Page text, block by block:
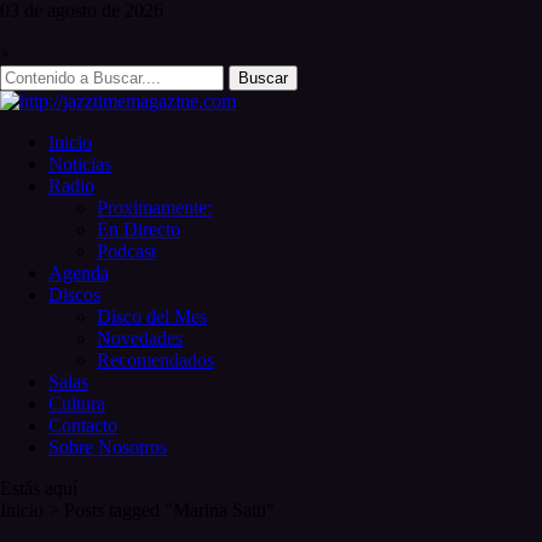
Search
for:
Inicio
Noticias
Radio
Proximamente:
En Directo
Podcast
Agenda
Discos
Disco del Mes
Novedades
Recomendados
Salas
Cultura
Contacto
Sobre Nosotros